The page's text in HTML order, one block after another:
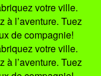
votre ville.
à l’aventure. Tuez
de compagnie!
votre ville.
à l’aventure. Tuez